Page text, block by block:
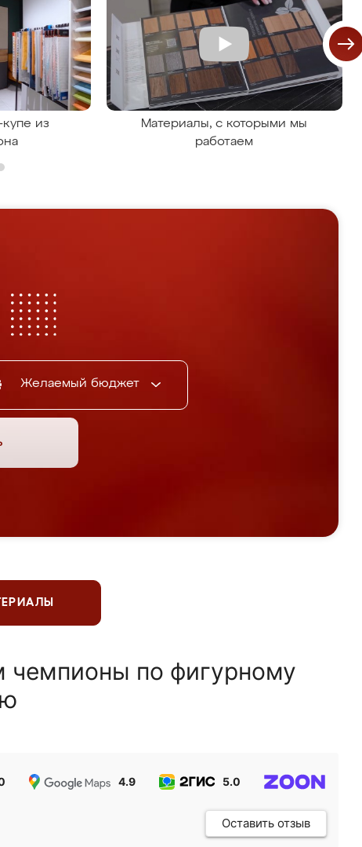
из
Материалы, с которыми мы
работаем
Желаемый бюджет
чемпионы по фигурному
4.9 5.0
Оставить отзыв